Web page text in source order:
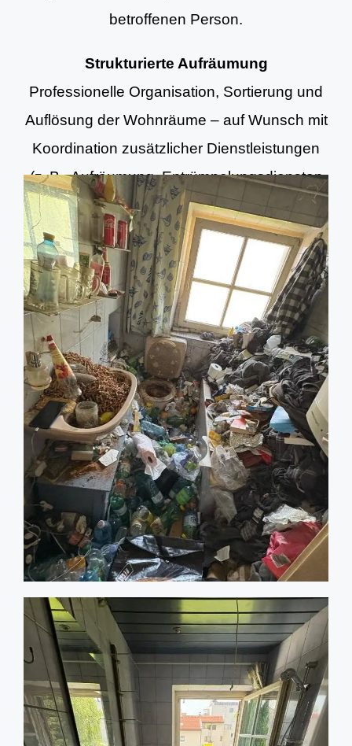
betroffenen Person.
Strukturierte Aufräumung
Professionelle Organisation, Sortierung und
Auflösung der Wohnräume – auf Wunsch mit
Koordination zusätzlicher Dienstleistungen
(z. B. Aufräumung, Entrümpelungsdiensten
und Grundreinigung).